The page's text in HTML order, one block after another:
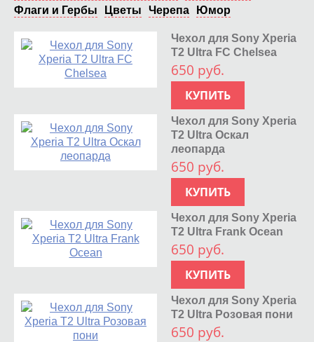
Флаги и Гербы
Цветы Черепа Юмор
Чехол для Sony Xperia
T2 Ultra FC Chelsea
650 руб.
КУПИТЬ
Чехол для Sony Xperia
T2 Ultra Оскал
леопарда
650 руб.
КУПИТЬ
Чехол для Sony Xperia
T2 Ultra Frank Ocean
650 руб.
КУПИТЬ
Чехол для Sony Xperia
T2 Ultra Розовая пони
650 руб.